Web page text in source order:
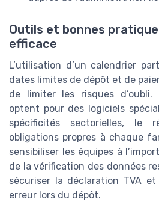
Outils et bonnes
efficace
L’utilisation d’un calendrier
dates limites de dépôt et de
de limiter les risques d’oubli.
optent pour des logiciels
spécificités sectorielles, le
obligations propres à chaque
sensibiliser les équipes à
de la vérification des données
sécuriser la déclaration TVA
erreur lors du dépôt.